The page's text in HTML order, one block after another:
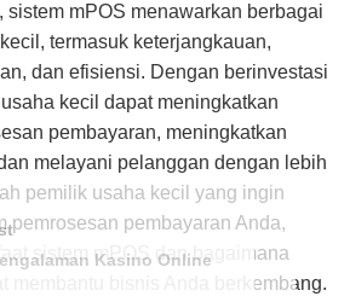
sistem mPOS menawarkan berbagai
termasuk keterjangkauan,
dan efisiensi. Dengan berinvestasi
kecil dapat meningkatkan
pembayaran, meningkatkan
melayani pelanggan dengan lebih
pemilik usaha kecil yang ingin
pemrosesan pembayaran Anda,
sistem mPOS dan bagaimana
membantu bisnis Anda berkembang.
Kasino Online